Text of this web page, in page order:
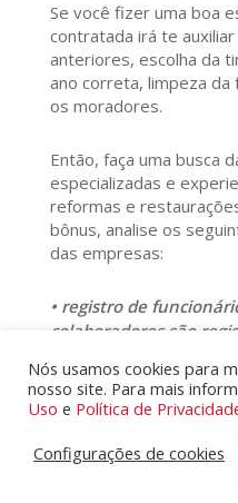
Se você fizer uma boa
contratada irá te
anteriores, escolha da
ano correta, limpeza da
os moradores.
Então, faça uma busca
especializadas e
reformas e
bônus, analise os
das empresas:
• registro de
colaboradores são
equipamentos de
os colaboradores
• documentação e
Nós usamos cookies para
nosso site. Para mais
Uso e Política de
Configurações de cookies